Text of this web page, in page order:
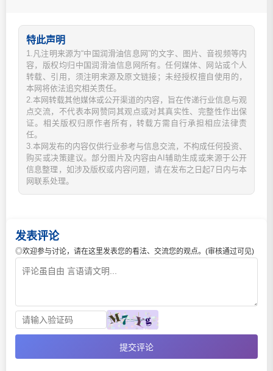
特此声明
1.凡注明来源为“中国润滑油信息网”的文字、图片、音视频等内
容，版权均归中国润滑油信息网所有。任何媒体、网站或个人
转载、引用，须注明来源及原文链接；未经授权擅自使用的，
本网将依法追究相关责任。
2.本网转载其他媒体或公开渠道的内容，旨在传递行业信息与观
点交流，不代表本网赞同其观点或对其真实性、完整性作出保
证。相关版权归原作者所有，转载方需自行承担相应法律责
任。
3.本网发布的内容仅供行业参考与信息交流，不构成任何投资、
购买或决策建议。部分图片及内容由AI辅助生成或来源于公开
信息整理，如涉及版权或内容问题，请在发布之日起7日内与本
网联系处理。
发表评论
◎欢迎参与讨论，请在这里发表您的看法、交流您的观点。(审核通过可见)
提交评论